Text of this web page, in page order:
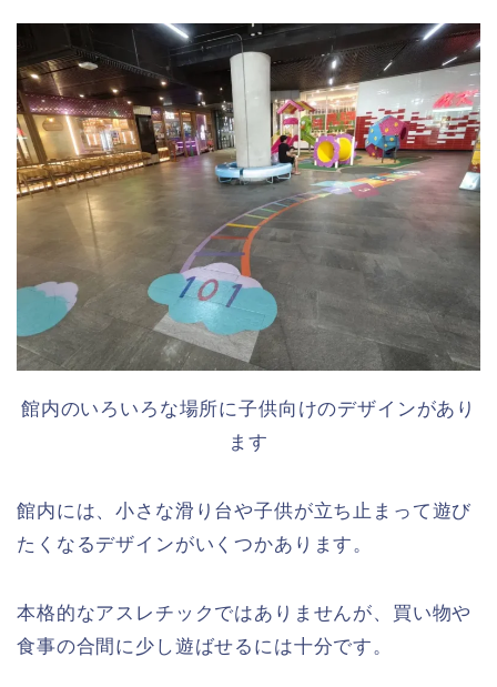
館内のいろいろな場所に子供向けのデザインがあり
ます
館内には、小さな滑り台や子供が立ち止まって遊び
たくなるデザインがいくつかあります。
本格的なアスレチックではありませんが、買い物や
食事の合間に少し遊ばせるには十分です。